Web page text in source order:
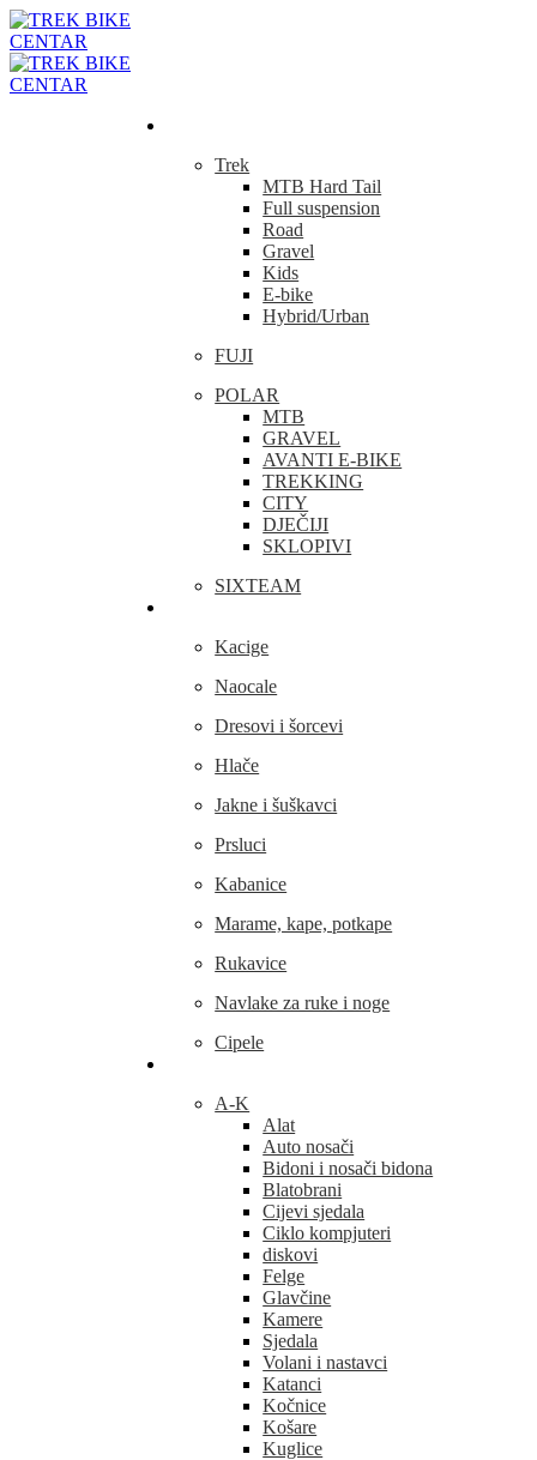
Trek
MTB Hard Tail
Full suspension
Road
Gravel
Kids
E-bike
Hybrid/Urban
FUJI
POLAR
MTB
GRAVEL
AVANTI E-BIKE
TREKKING
CITY
DJEČIJI
SKLOPIVI
SIXTEAM
Kacige
Naocale
Dresovi i šorcevi
Hlače
Jakne i šuškavci
Prsluci
Kabanice
Marame, kape, potkape
Rukavice
Navlake za ruke i noge
Cipele
A-K
Alat
Auto nosači
Bidoni i nosači bidona
Blatobrani
Cijevi sjedala
Ciklo kompjuteri
diskovi
Felge
Glavčine
Kamere
Sjedala
Volani i nastavci
Katanci
Kočnice
Košare
Kuglice